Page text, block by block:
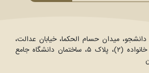
دانشجو، میدان حسام الحکما، خیابان عدالت،
بعد از مجتمع قضایی خانواده (۲)، پلاک ۵، ساختمان دانشگاه جامع